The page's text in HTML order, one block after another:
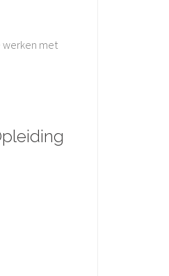
werken met